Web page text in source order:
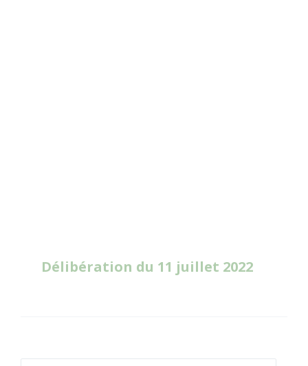
Délibération du 11 juillet 2022